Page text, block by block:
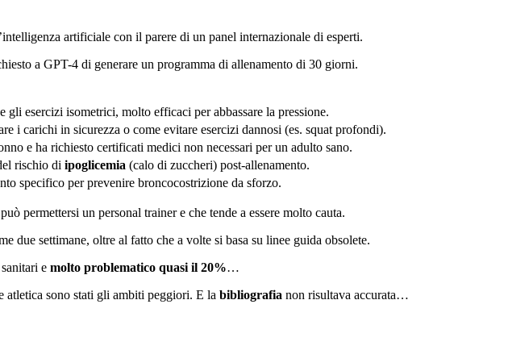
artificiale con il parere di un panel internazionale di esperti.
a GPT-4 di generare un programma di allenamento di 30 giorni.
gli esercizi isometrici, molto efficaci per abbassare la pressione.
i carichi in sicurezza o come evitare esercizi dannosi (es. squat profondi).
e ha richiesto certificati medici non necessari per un adulto sano.
rischio di ipoglicemia (calo di zuccheri) post-allenamento.
specifico per prevenire broncocostrizione da sforzo.
permettersi un personal trainer e che tende a essere molto cauta.
due settimane, oltre al fatto che a volte si basa su linee guida obsolete.
e molto problematico quasi il 20%…
atletica sono stati gli ambiti peggiori. E la bibliografia non risultava accurata…